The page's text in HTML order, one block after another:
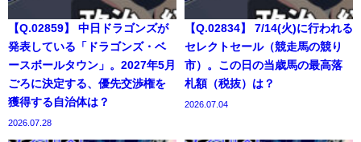
【Q.02859】 中日ドラゴンズが
発表している「ドラゴンズ・ベ
ースボールタウン」。2027年5月
ごろに決定する、優先交渉権を
獲得する自治体は？
2026.07.28
【Q.02834】 7/14(火)に行われる
セレクトセール（競走馬の競り
市）。この日の当歳馬の最高落
札額（税抜）は？
2026.07.04